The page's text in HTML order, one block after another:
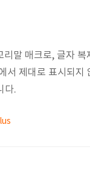
말 매크로, 글자
제대로 표시되지
다.